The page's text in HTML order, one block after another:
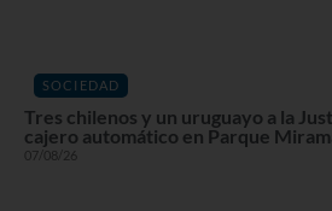
SOCIEDAD
Tres chilenos y un uruguayo a la
cajero automático en Parque
07/08/26